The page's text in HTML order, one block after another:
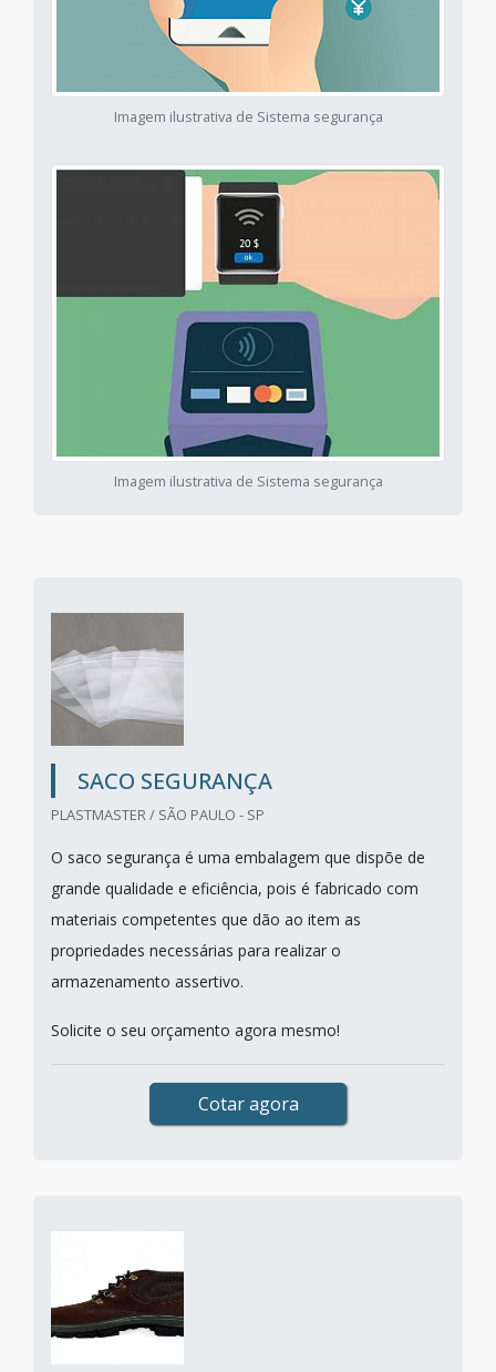
Imagem ilustrativa de Sistema segurança
Imagem ilustrativa de Sistema segurança
SACO SEGURANÇA
PLASTMASTER / SÃO PAULO - SP
O saco segurança é uma embalagem que dispõe de
grande qualidade e eficiência, pois é fabricado com
materiais competentes que dão ao item as
propriedades necessárias para realizar o
armazenamento assertivo.
Solicite o seu orçamento agora mesmo!
Cotar agora